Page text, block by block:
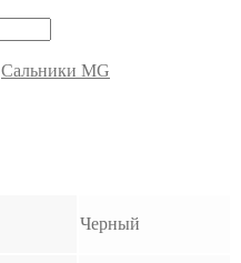
Сальники MG
Черный